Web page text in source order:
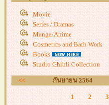
Movie
Series / Dramas
Manga/Anime
Cosmetics and Bath Work
Books
Studio Ghibli Collection
<< กันยายน 2564
1 2 3